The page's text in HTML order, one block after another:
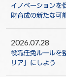
イノベーションを
財育成の新たな可
2026.07.28
役職任免ルールを
リア」にしよう